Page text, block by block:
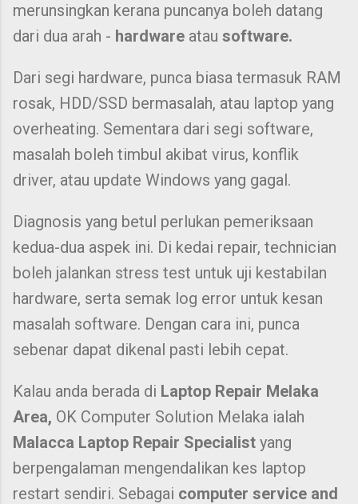
merunsingkan kerana puncanya boleh datang
dari dua arah - hardware atau software.
Dari segi hardware, punca biasa termasuk RAM
rosak, HDD/SSD bermasalah, atau laptop yang
overheating. Sementara dari segi software,
masalah boleh timbul akibat virus, konflik
driver, atau update Windows yang gagal.
Diagnosis yang betul perlukan pemeriksaan
kedua-dua aspek ini. Di kedai repair, technician
boleh jalankan stress test untuk uji kestabilan
hardware, serta semak log error untuk kesan
masalah software. Dengan cara ini, punca
sebenar dapat dikenal pasti lebih cepat.
Kalau anda berada di Laptop Repair Melaka
Area, OK Computer Solution Melaka ialah
Malacca Laptop Repair Specialist yang
berpengalaman mengendalikan kes laptop
restart sendiri. Sebagai computer service and